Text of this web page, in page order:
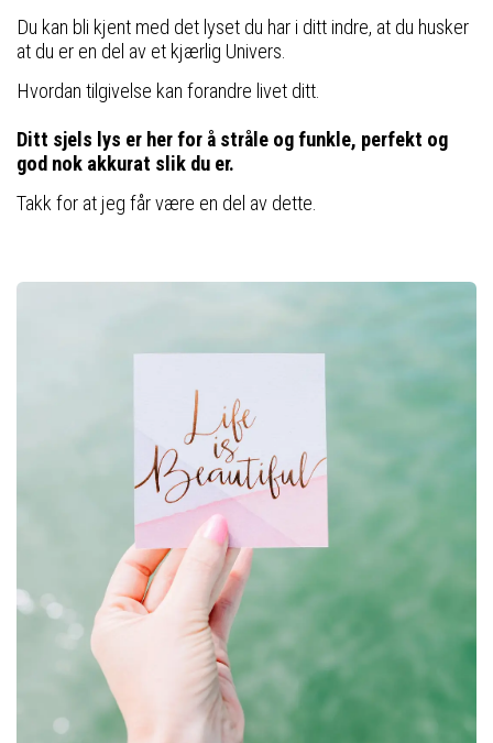
Du kan bli kjent med det lyset du har i ditt indre, at du husker
at du er en del av et kjærlig Univers.
Hvordan tilgivelse kan forandre livet ditt.
Ditt sjels lys er her for å stråle og funkle, perfekt og
god nok akkurat slik du er.
Takk for at jeg får være en del av dette.